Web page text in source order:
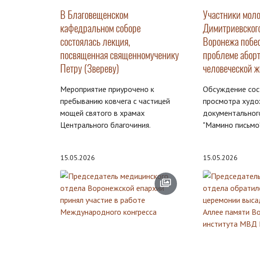
В Благовещенском
кафедральном соборе
состоялась лекция,
посвященная священномученику
Петру (Звереву)
Мероприятие приурочено к
пребыванию ковчега с частицей
мощей святого в храмах
Центрального благочиния.
Участники
Воронежа
проблеме
человеческой
Обсуждение
просмотра
"Мамино
15.05.2026 15.05.2026